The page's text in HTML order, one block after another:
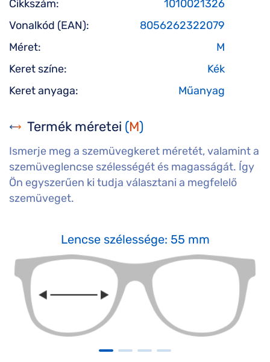
Cikkszám:
1010021326
Vonalkód (EAN):
8056262322079
Méret:
M
Keret színe:
Kék
Keret anyaga:
Műanyag
Termék méretei (M)
Ismerje meg a szemüvegkeret méretét, valamint a
szemüveglencse szélességét és magasságát. Így
Ön egyszerűen ki tudja választani a megfelelő
szemüveget.
Lencse szélessége: 55 mm